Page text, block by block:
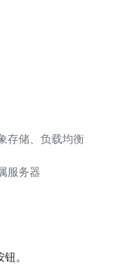
存储、负载均衡
服务器
钮。